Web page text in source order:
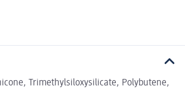
Trimethylsiloxysilicate, Polybutene,